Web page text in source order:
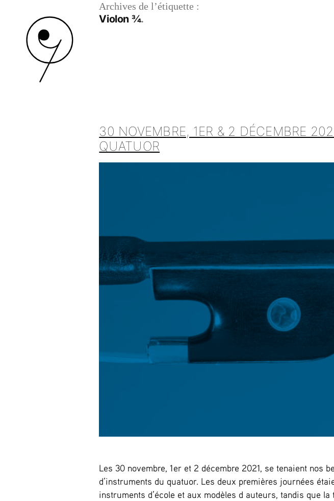
Archives de l’étiquette :
Violon ¾
30 NOVEMBRE, 1ER & 2 DÉCEMBRE
QUATUOR
Les 30 novembre, 1er et 2 décembre 2021, se tenaient nos
d’instruments du quatuor. Les deux premières journées
instruments d’école et aux modèles d auteurs, tandis que